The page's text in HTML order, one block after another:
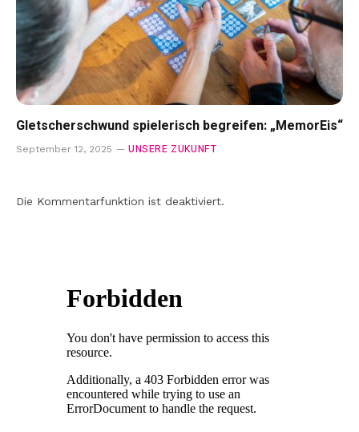
Gletscherschwund spielerisch begreifen: „MemorEis“
September 12, 2025 UNSERE ZUKUNFT
Die Kommentarfunktion ist deaktiviert.